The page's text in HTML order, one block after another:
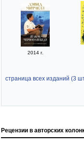
2014 г.
страница всех изданий (3
Рецензии в авторских